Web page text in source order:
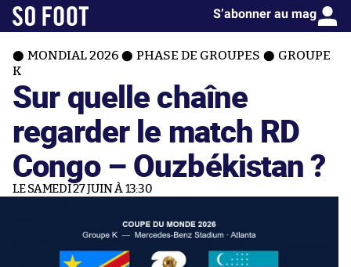
S’abonner au mag
MONDIAL 2026 PHASE DE GROUPES
GROUPE
K
Sur quelle chaîne
regarder le match RD
Congo – Ouzbékistan ?
LE SAMEDI 27 JUIN À 13:30